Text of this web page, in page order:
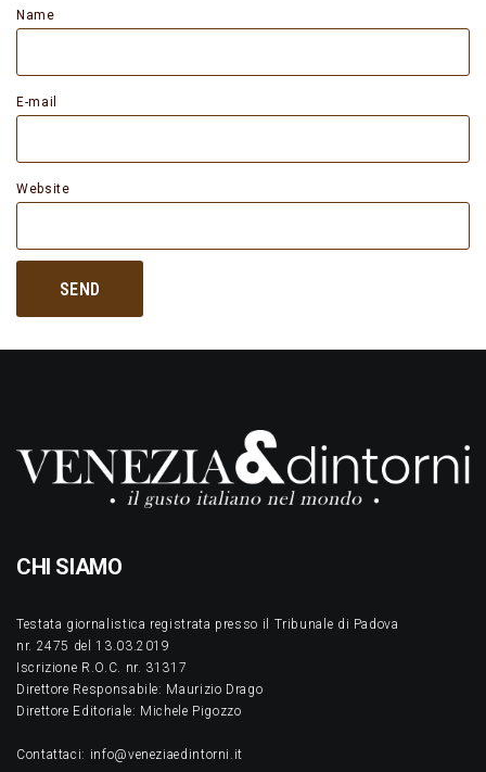
Name
E-mail
Website
CHI SIAMO
Testata giornalistica registrata presso il Tribunale di Padova
nr. 2475 del 13.03.2019
Iscrizione R.O.C. nr. 31317
Direttore Responsabile: Maurizio Drago
Direttore Editoriale: Michele Pigozzo
Contattaci: info@veneziaedintorni.it